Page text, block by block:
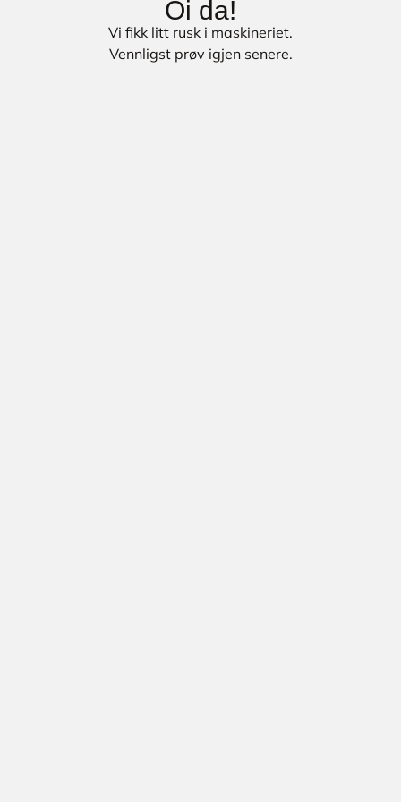
Oi da!
Vi fikk litt rusk i maskineriet.
Vennligst prøv igjen senere.